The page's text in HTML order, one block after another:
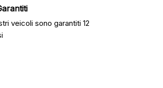
veicoli sono garantiti 12